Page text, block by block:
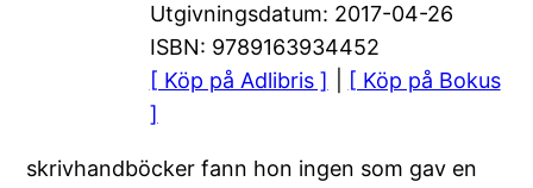
Utgivningsdatum: 2017-04-26
ISBN: 9789163934452
[ Köp på Adlibris ]
[ Köp på Bokus
]
skrivhandböcker fann hon ingen som gav en